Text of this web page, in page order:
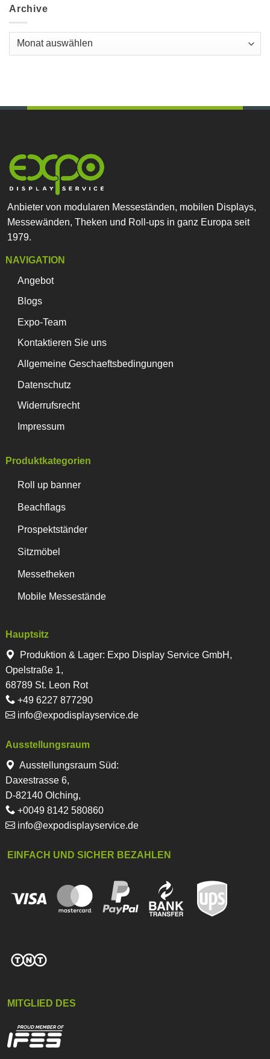
Archive
Archive
Anbieter von modularen Messeständen, mobilen Displays,
Messewänden, Theken und Roll-ups in ganz Europa seit
1979.
NAVIGATION
Angebot
Blogs
Expo-Team
Kontaktieren Sie uns
Allgemeine Geschaeftsbedingungen
Datenschutz
Widerrufsrecht
Impressum
Produktkategorien
Roll up banner
Beachflags
Prospektständer
Sitzmöbel
Messetheken
Mobile Messestände
Hauptsitz
Produktion & Lager: Expo Display Service GmbH,
Opelstraße 1,
68789 St. Leon Rot
+49 6227 877290
info@expodisplayservice.de
Ausstellungsraum
Ausstellungsraum Süd:
Daxestrasse 6,
D-82140 Olching,
+0049 8142 580860
info@expodisplayservice.de
EINFACH UND SICHER BEZAHLEN
MITGLIED DES